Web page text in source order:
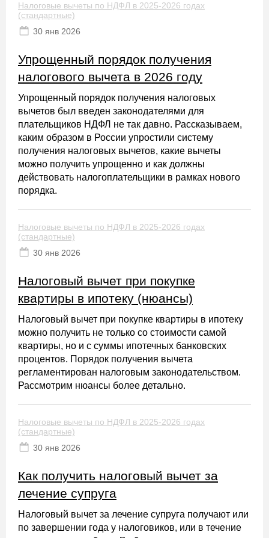
Налоговые вычеты по НДФЛ в 2025-2026 годах
(стандартные)
30 янв 2026
Упрощенный порядок получения
налогового вычета в 2026 году
Упрощенный порядок получения налоговых
вычетов был введен законодателями для
плательщиков НДФЛ не так давно. Рассказываем,
каким образом в России упростили систему
получения налоговых вычетов, какие вычеты
можно получить упрощенно и как должны
действовать налогоплательщики в рамках нового
порядка.
Налоговые вычеты по НДФЛ в 2025-2026 годах
(стандартные)
30 янв 2026
Налоговый вычет при покупке
квартиры в ипотеку (нюансы)
Налоговый вычет при покупке квартиры в ипотеку
можно получить не только со стоимости самой
квартиры, но и с суммы ипотечных банковских
процентов. Порядок получения вычета
регламентирован налоговым законодательством.
Рассмотрим нюансы более детально.
Налоговые вычеты по НДФЛ в 2025-2026 годах
(стандартные)
30 янв 2026
Как получить налоговый вычет за
лечение супруга
Налоговый вычет за лечение супруга получают или
по завершении года у налоговиков, или в течение